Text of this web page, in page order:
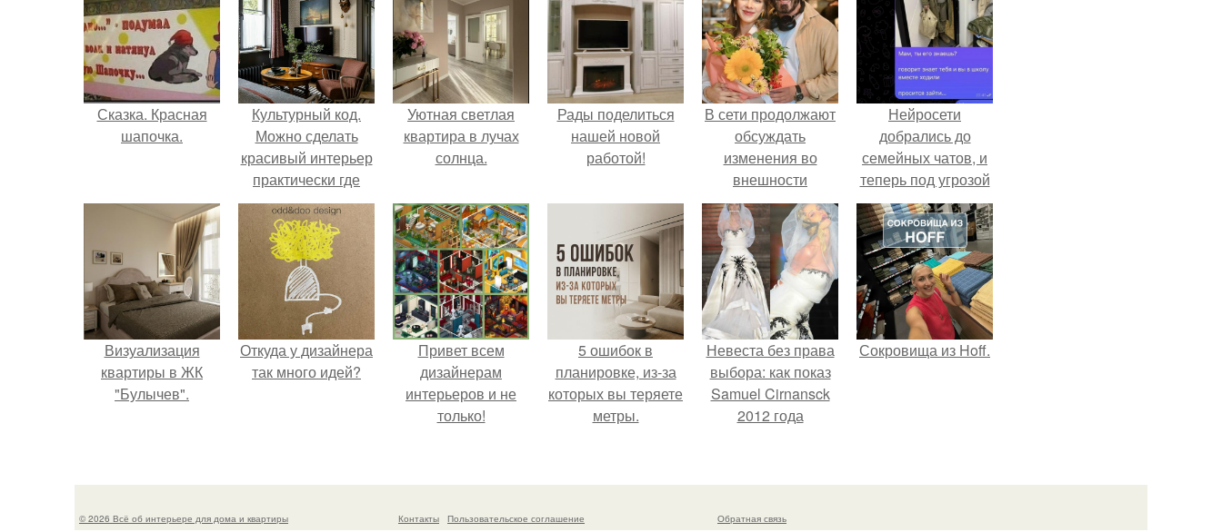
Сказка. Красная
шапочка.
Культурный код.
Можно сделать
красивый интерьер
практически где
угодно.
Уютная светлая
квартира в лучах
солнца.
Рады поделиться
нашей новой
работой!
В сети продолжают
обсуждать
изменения во
внешности
актрисы.
Нейросети
добрались до
семейных чатов, и
теперь под угрозой
мамины нервы.
Визуализация
квартиры в ЖК
"Булычев".
Откуда у дизайнера
так много идей?
Привет всем
дизайнерам
интерьеров и не
только!
5 ошибок в
планировке, из-за
которых вы теряете
метры.
Невеста без права
выбора: как показ
Samuel Cirnansck
2012 года
принуждения.
Сокровища из Hoff.
© 2026 Всё об интерьере для дома и квартиры Контакты Пользовательское соглашение Обратная связь